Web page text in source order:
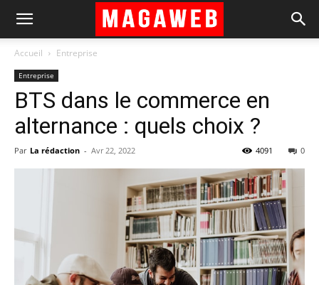
Accueil Entreprise
Entreprise
BTS dans le commerce en
alternance : quels choix ?
Par La rédaction - Avr 22, 2022 0
4091